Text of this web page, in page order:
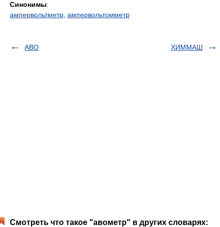
Синонимы:
ампервольтметр ампервольтомметр
АВО ХИММАШ
Смотреть что такое "авометр" в других словарях: